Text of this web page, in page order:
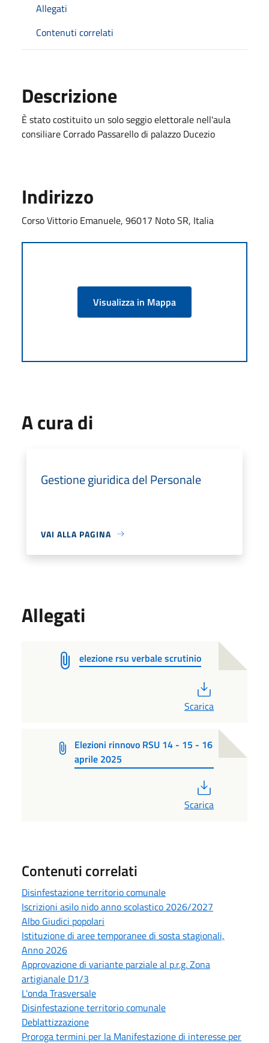
Allegati
Contenuti correlati
Descrizione
È stato costituito un solo seggio elettorale nell'aula
consiliare Corrado Passarello di palazzo Ducezio
Indirizzo
Corso Vittorio Emanuele, 96017 Noto SR, Italia
Visualizza in Mappa
A cura di
Gestione giuridica del Personale
VAI ALLA PAGINA
Allegati
elezione rsu verbale scrutinio
Scarica
Elezioni rinnovo RSU 14 - 15 - 16
aprile 2025
Scarica
Contenuti correlati
Disinfestazione territorio comunale
Iscrizioni asilo nido anno scolastico 2026/2027
Albo Giudici popolari
Istituzione di aree temporanee di sosta stagionali,
Anno 2026
Approvazione di variante parziale al p.r.g. Zona
artigianale D1/3
L'onda Trasversale
Disinfestazione territorio comunale
Deblattizzazione
Proroga termini per la Manifestazione di interesse per